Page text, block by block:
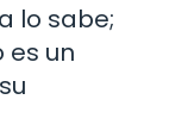
lo sabe;
es un